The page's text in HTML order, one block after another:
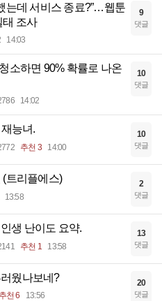
는데 서비스 종료?”…웹툰
태 조사
14:03
9
댓글
소하면 90% 확률로 나온
14:02
10
댓글
능녀.
추천 3 14:00
10
댓글
(트리플에스)
13:58
2
댓글
생 난이도 요약.
추천 1 13:58
13
댓글
웠나보네?
추천 6 13:56
20
댓글